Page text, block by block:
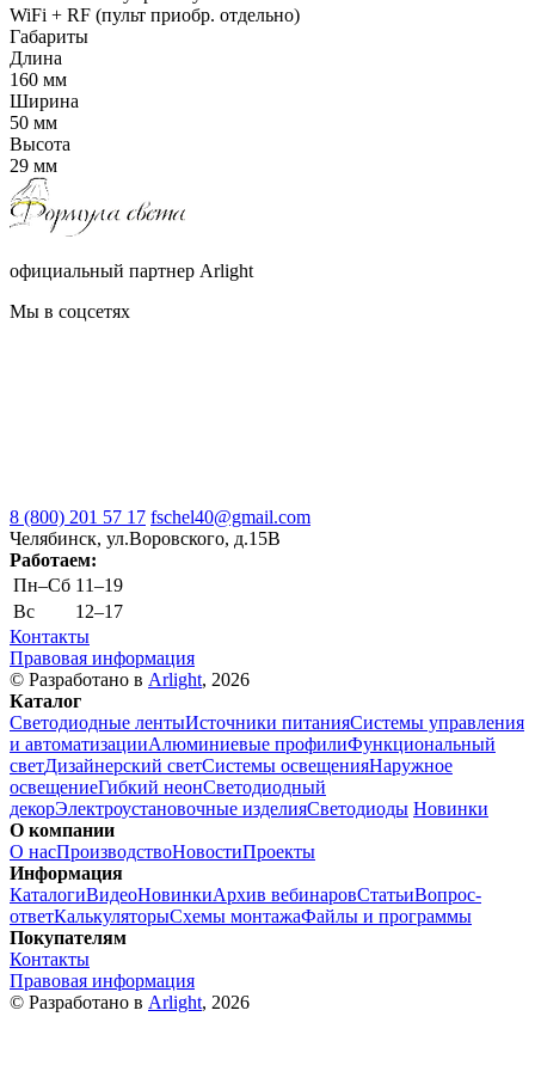
WiFi + RF (пульт приобр. отдельно)
Габариты
Длина
160 мм
Ширина
50 мм
Высота
29 мм
официальный партнер Arlight
Мы в соцсетях
8 (800) 201 57 17 fschel40@gmail.com
Челябинск, ул.Воровского, д.15В
Работаем:
Пн–Cб 11–19
Вс
12–17
Контакты
Правовая информация
© Разработано в Arlight, 2026
Каталог
Светодиодные лентыИсточники питанияСистемы управления
и автоматизацииАлюминиевые профилиФункциональный
светДизайнерский светСистемы освещенияНаружное
освещениеГибкий неонСветодиодный
декорЭлектроустановочные изделияСветодиоды Новинки
О компании
О насПроизводствоНовостиПроекты
Информация
КаталогиВидеоНовинкиАрхив вебинаровСтатьиВопрос-
ответКалькуляторыСхемы монтажаФайлы и программы
Покупателям
Контакты
Правовая информация
© Разработано в Arlight, 2026